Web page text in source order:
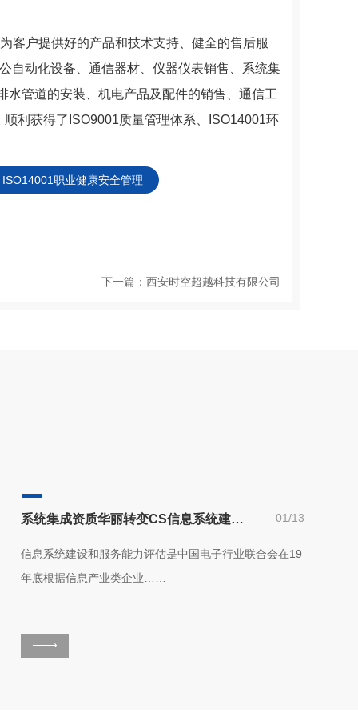
户提供好的产品和技术支持、健全的售后服
自动化设备、通信器材、仪器仪表销售、系统集
管道的安装、机电产品及配件的销售、通信工
利获得了ISO9001质量管理体系、ISO14001环
ISO14001职业健康安全管理
下一篇： 西安时空超越科技有限公司
01/13
系统集成资质华丽转变CS信息系统建设和服务能力评估体系
信息系统建设和服务能力评估是中国电子行业联合会在19
年底根据信息产业类企业……